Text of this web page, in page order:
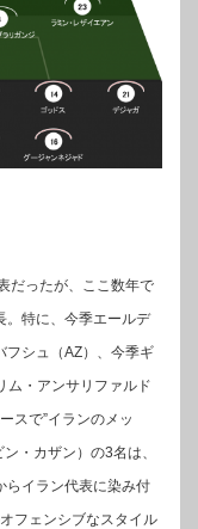
だったが、ここ数年で
。特に、今季エールデ
フシュ（AZ）、今季ギ
ム・アンサリファルド
スで”イランのメッ
・カザン）の3名は、
らイラン代表に染み付
フェンシブなスタイル